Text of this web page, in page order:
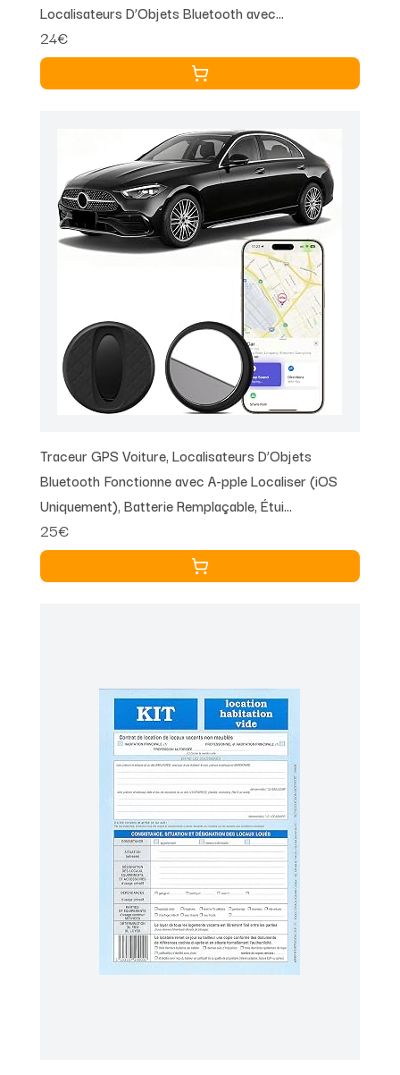
Localisateurs D’Objets Bluetooth avec
Positionnement Global en Temps Réel, Ci-Joint
Batterie Remplaçable
24€
Traceur GPS Voiture, Localisateurs D’Objets
Bluetooth Fonctionne avec A-pple Localiser (iOS
Uniquement), Batterie Remplaçable, Étui
Magnétique, sans Abonnement Ni Frais
Supplémentaires (Noir)
25€